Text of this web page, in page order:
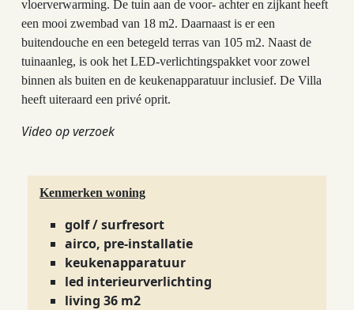
vloerverwarming. De tuin aan de voor- achter en zijkant heeft
een mooi zwembad van 18 m2. Daarnaast is er een
buitendouche en een betegeld terras van 105 m2. Naast de
tuinaanleg, is ook het LED-verlichtingspakket voor zowel
binnen als buiten en de keukenapparatuur inclusief. De Villa
heeft uiteraard een privé oprit.
Video op verzoek
Kenmerken woning
golf / surfresort
airco, pre-installatie
keukenapparatuur
led interieurverlichting
living 36 m2